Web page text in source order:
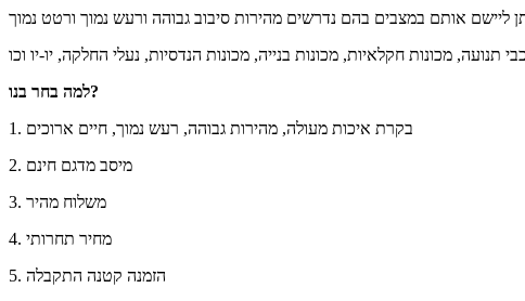
למה בחר בנו?
1. בקרת איכות מעולה, מהירות גבוהה, רעש נמוך, חיים ארוכים
2. מיסב מדגם חינם
3. משלוח מהיר
4. מחיר תחרותי
5. הזמנה קטנה התקבלה